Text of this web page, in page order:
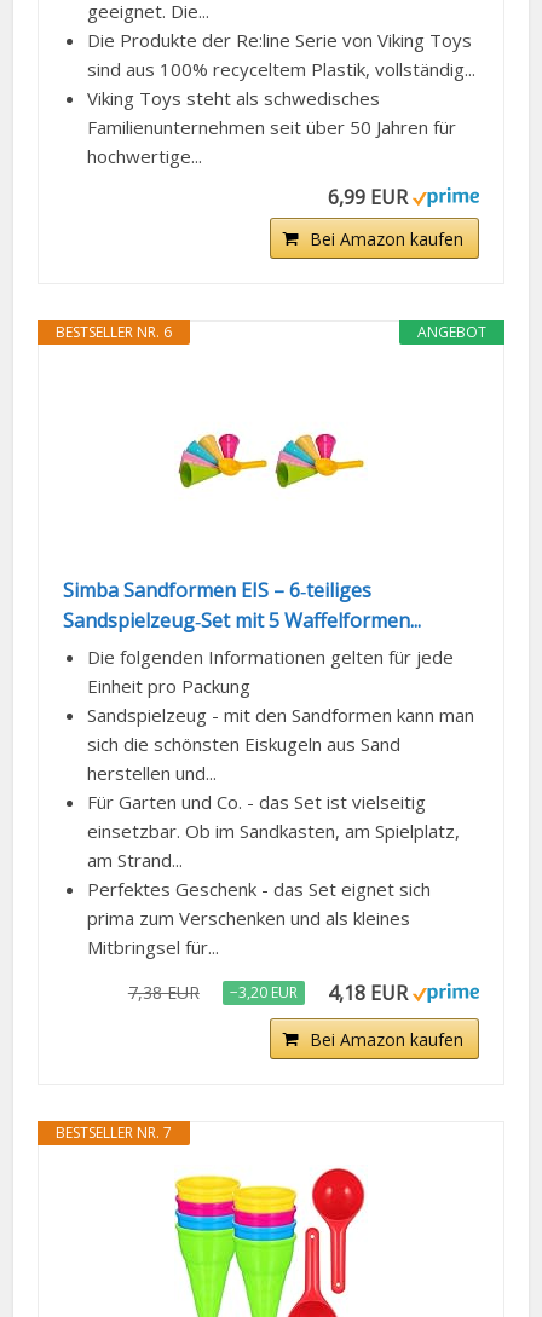
geeignet. Die...
Die Produkte der Re:line Serie von Viking Toys
sind aus 100% recyceltem Plastik, vollständig...
Viking Toys steht als schwedisches
Familienunternehmen seit über 50 Jahren für
hochwertige...
6,99 EUR
Bei Amazon kaufen
ANGEBOT
BESTSELLER NR. 6
Simba Sandformen EIS – 6‑teiliges
Sandspielzeug‑Set mit 5 Waffelformen...
Die folgenden Informationen gelten für jede
Einheit pro Packung
Sandspielzeug - mit den Sandformen kann man
sich die schönsten Eiskugeln aus Sand
herstellen und...
Für Garten und Co. - das Set ist vielseitig
einsetzbar. Ob im Sandkasten, am Spielplatz,
am Strand...
Perfektes Geschenk - das Set eignet sich
prima zum Verschenken und als kleines
Mitbringsel für...
7,38 EUR −3,20 EUR 4,18 EUR
Bei Amazon kaufen
BESTSELLER NR. 7